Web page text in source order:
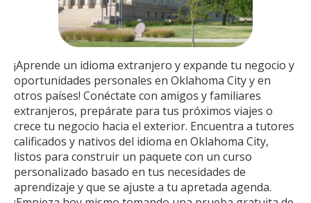
¡Aprende un idioma extranjero y expande tu negocio y
oportunidades personales en Oklahoma City y en
otros países! Conéctate con amigos y familiares
extranjeros, prepárate para tus próximos viajes o
crece tu negocio hacia el exterior. Encuentra a tutores
calificados y nativos del idioma en Oklahoma City,
listos para construir un paquete con un curso
personalizado basado en tus necesidades de
aprendizaje y que se ajuste a tu apretada agenda.